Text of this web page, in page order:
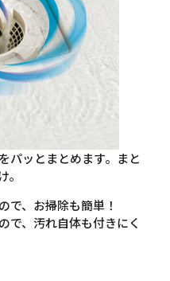
パッとまとめます。まと
で、お掃除も簡単！
で、汚れ自体も付きにく